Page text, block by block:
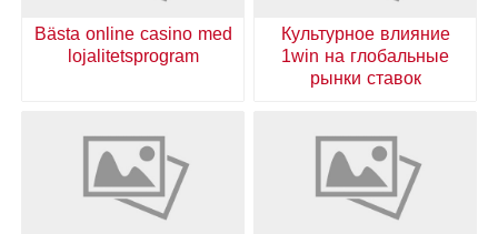
Культурное влияние
1win на глобальные
рынки ставок
Bästa online casino med
lojalitetsprogram